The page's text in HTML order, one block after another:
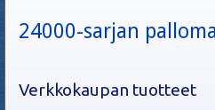
24000-sarjan
Verkkokaupan tuotteet